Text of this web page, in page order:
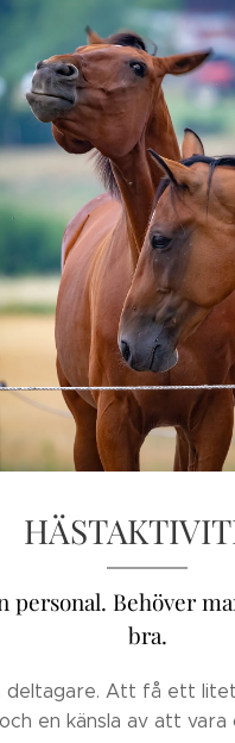
Behöver
bra.
deltagare. Att få ett
en känsla av att